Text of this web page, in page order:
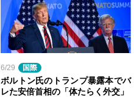
6/29 国際
ボルトン氏のトランプ暴露本でバ
レた安倍首相の「体たらく外交」